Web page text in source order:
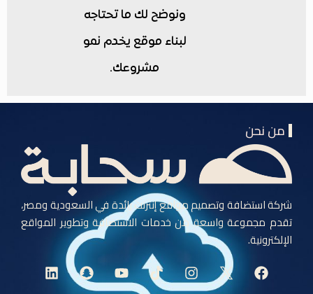
ونوضح لك ما تحتاجه
لبناء موقع يخدم نمو
مشروعك.
من نحن
شركة استضافة وتصميم مواقع إنترنت رائدة في السعودية ومصر،
تقدم مجموعة واسعة من خدمات الاستضافة وتطوير المواقع
الإلكترونية.